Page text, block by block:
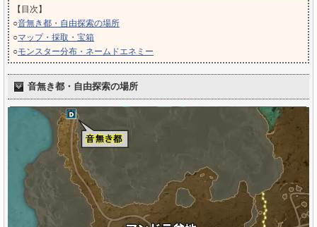
【目次】
○音無き都・自由探索の場所
○マップ・採取・宝箱
○モンスター分布・ネームドエネミー
音無き都・自由探索の場所